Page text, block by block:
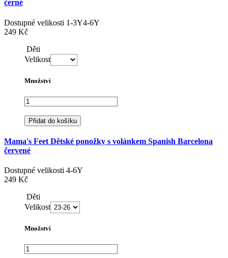
černé
Dostupné velikosti 1-3Y4-6Y
249 Kč
Děti
Velikost
Množství
Přidat do košíku
Mama's Feet Dětské ponožky s volánkem Spanish Barcelona
červené
Dostupné velikosti 4-6Y
249 Kč
Děti
Velikost
Množství